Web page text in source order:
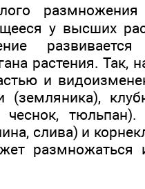
размножения
у высших
развивается
растения. Так,
и
(земляника),
чеснок,
слива) и
размножаться